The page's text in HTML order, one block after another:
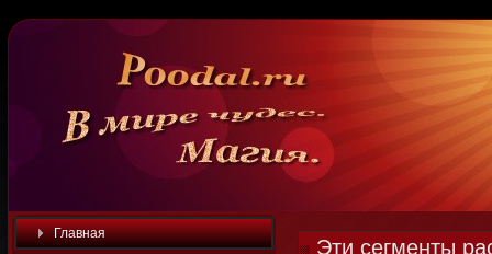
Главная
Эти сегменты